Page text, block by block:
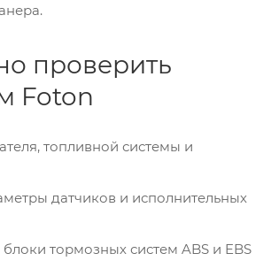
проверить
Foton
топливной системы и
датчиков и исполнительных
тормозных систем ABS и EBS